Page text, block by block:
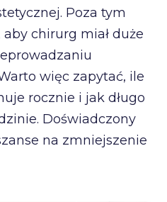
Poza tym
chirurg miał duże
więc zapytać, ile
rocznie i jak długo
Doświadczony
na zmniejszenie